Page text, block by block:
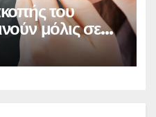
του
μόλις σε